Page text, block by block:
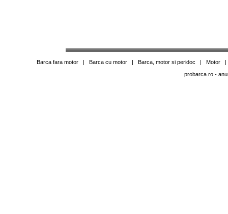
Barca fara motor | Barca cu motor | Barca, motor si peridoc | Motor
probarca.ro -